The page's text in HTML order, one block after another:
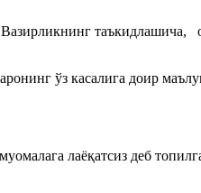
таъкидлашича,
ўз касалига доир
лаёқатсиз деб